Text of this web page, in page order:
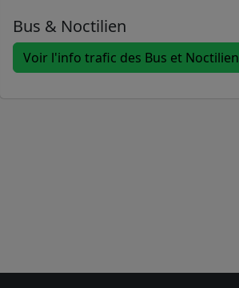
Bus & Noctilien
Voir l'info trafic des Bus et Noctilien